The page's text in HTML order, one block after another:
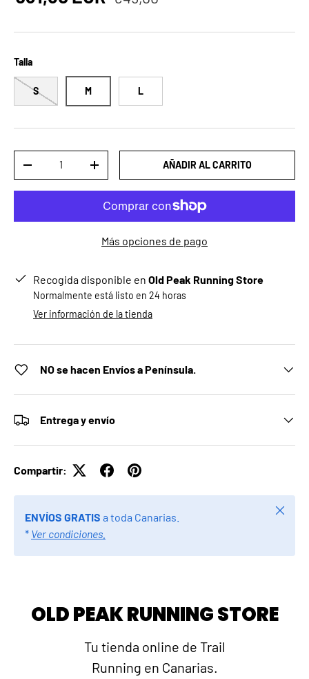
Talla
S M L
DISMINUIR CANTIDADAUMENTAR LA CANTIDADAÑADIR AL CARRITO
Más opciones de pago
Recogida disponible en Old Peak Running Store
Normalmente está listo en 24 horas
Ver información de la tienda
NO se hacen Envíos a Península.
Entrega y envío
Compartir:
ENVÍOS GRATIS a toda Canarias.
* Ver condiciones.
Cerrar
OLD PEAK RUNNING STORE
Tu tienda online de Trail
Running en Canarias.